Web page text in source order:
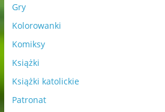
Gry
Kolorowanki
Komiksy
Książki
Książki katolickie
Patronat